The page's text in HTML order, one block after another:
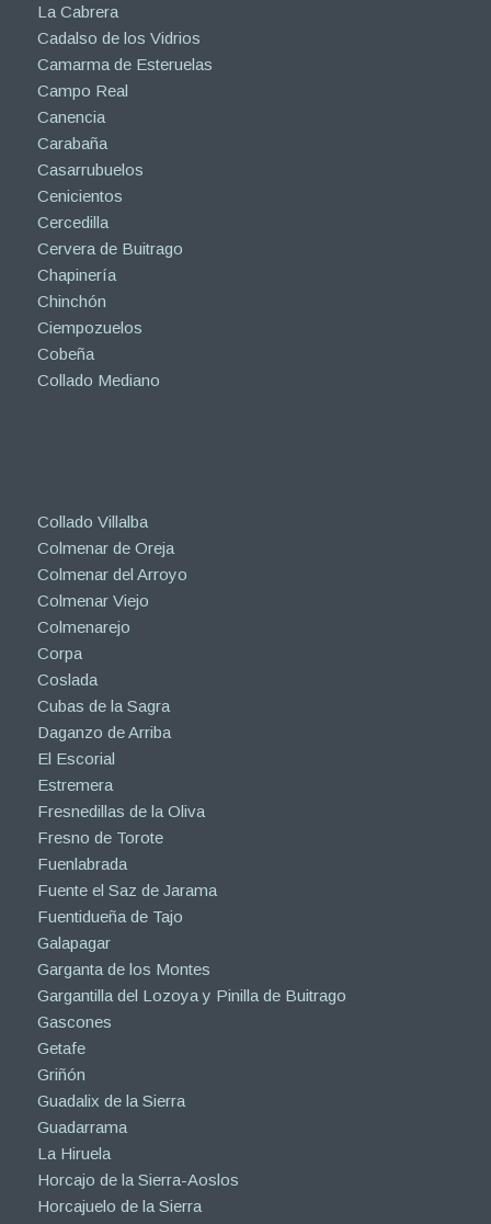
La Cabrera
Cadalso de los Vidrios
Camarma de Esteruelas
Campo Real
Canencia
Carabaña
Casarrubuelos
Cenicientos
Cercedilla
Cervera de Buitrago
Chapinería
Chinchón
Ciempozuelos
Cobeña
Collado Mediano
Collado Villalba
Colmenar de Oreja
Colmenar del Arroyo
Colmenar Viejo
Colmenarejo
Corpa
Coslada
Cubas de la Sagra
Daganzo de Arriba
El Escorial
Estremera
Fresnedillas de la Oliva
Fresno de Torote
Fuenlabrada
Fuente el Saz de Jarama
Fuentidueña de Tajo
Galapagar
Garganta de los Montes
Gargantilla del Lozoya y Pinilla de Buitrago
Gascones
Getafe
Griñón
Guadalix de la Sierra
Guadarrama
La Hiruela
Horcajo de la Sierra-Aoslos
Horcajuelo de la Sierra